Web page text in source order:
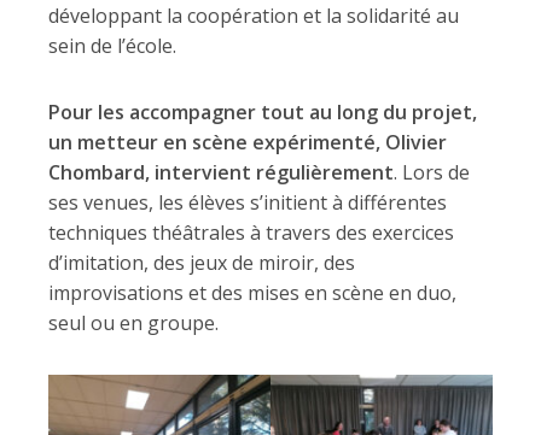
développant la coopération et la solidarité au
sein de l’école.
Pour les accompagner tout au long du projet,
un metteur en scène expérimenté, Olivier
Chombard, intervient régulièrement. Lors de
ses venues, les élèves s’initient à différentes
techniques théâtrales à travers des exercices
d’imitation, des jeux de miroir, des
improvisations et des mises en scène en duo,
seul ou en groupe.